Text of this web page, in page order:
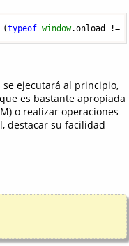
(typeof window.onload !=
ejecutará al principio,
es bastante apropiada
o realizar operaciones
destacar su facilidad